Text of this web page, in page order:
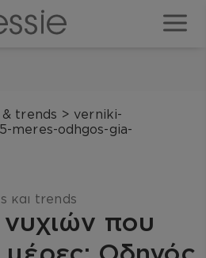
& trends > verniki-
meres-odhgos-gia-
και trends
νυχιών που